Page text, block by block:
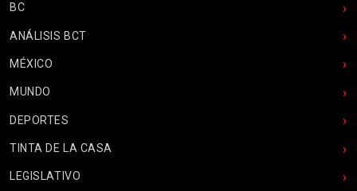
BC
ANÁLISIS BCT
MÉXICO
MUNDO
DEPORTES
TINTA DE LA CASA
LEGISLATIVO